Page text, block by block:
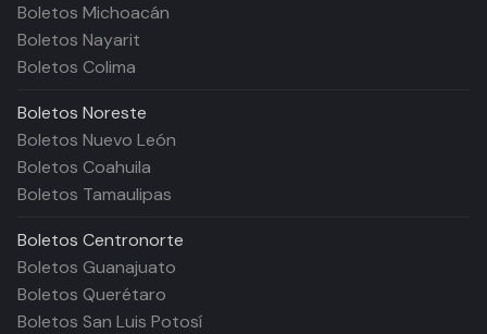
Boletos Michoacán
Boletos Nayarit
Boletos Colima
Boletos Noreste
Boletos Nuevo León
Boletos Coahuila
Boletos Tamaulipas
Boletos Centronorte
Boletos Guanajuato
Boletos Querétaro
Boletos San Luis Potosí